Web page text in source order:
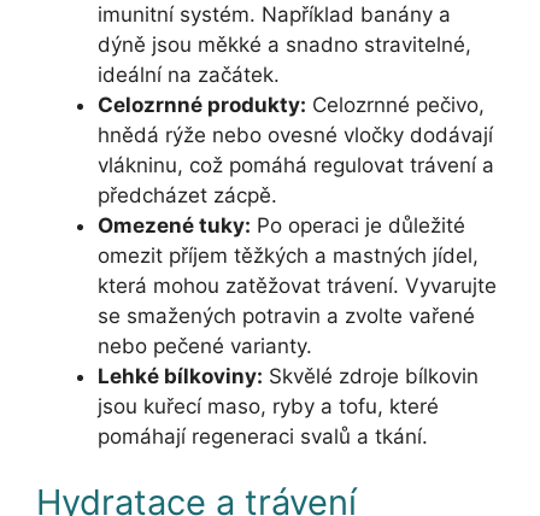
imunitní systém. Například banány a
dýně jsou měkké a snadno stravitelné,
ideální na začátek.
Celozrnné produkty: Celozrnné pečivo,
hnědá rýže nebo ovesné vločky dodávají
vlákninu, což pomáhá regulovat trávení a
předcházet zácpě.
Omezené tuky: Po operaci je důležité
omezit příjem těžkých a mastných jídel,
která mohou zatěžovat trávení. Vyvarujte
se smažených potravin a zvolte vařené
nebo pečené varianty.
Lehké bílkoviny: Skvělé zdroje bílkovin
jsou kuřecí maso, ryby a tofu, které
pomáhají regeneraci svalů a tkání.
Hydratace a trávení